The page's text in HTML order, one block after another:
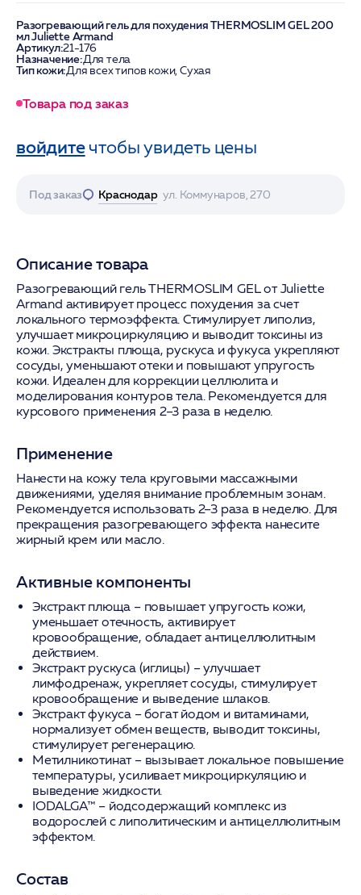
Разогревающий гель для похудения THERMOSLIM GEL 200
мл Juliette Armand
Артикул:21-176
Назначение:Для тела
Тип кожи:Для всех типов кожи, Сухая
Товара под заказ
войдитечтобы увидеть цены
Под заказ Краснодар ул. Коммунаров, 270
Описание товара
Разогревающий гель THERMOSLIM GEL от Juliette
Armand активирует процесс похудения за счет
локального термоэффекта. Стимулирует липолиз,
улучшает микроциркуляцию и выводит токсины из
кожи. Экстракты плюща, рускуса и фукуса укрепляют
сосуды, уменьшают отеки и повышают упругость
кожи. Идеален для коррекции целлюлита и
моделирования контуров тела. Рекомендуется для
курсового применения 2–3 раза в неделю.
Применение
Нанести на кожу тела круговыми массажными
движениями, уделяя внимание проблемным зонам.
Рекомендуется использовать 2–3 раза в неделю. Для
прекращения разогревающего эффекта нанесите
жирный крем или масло.
Активные компоненты
Экстракт плюща – повышает упругость кожи,
уменьшает отечность, активирует
кровообращение, обладает антицеллюлитным
действием.
Экстракт рускуса (иглицы) – улучшает
лимфодренаж, укрепляет сосуды, стимулирует
кровообращение и выведение шлаков.
Экстракт фукуса – богат йодом и витаминами,
нормализует обмен веществ, выводит токсины,
стимулирует регенерацию.
Метилникотинат– вызывает локальное повышение
температуры, усиливает микроциркуляцию и
выведение жидкости.
IODALGA™ – йодсодержащий комплекс из
водорослей с липолитическим и антицеллюлитным
эффектом.
Состав